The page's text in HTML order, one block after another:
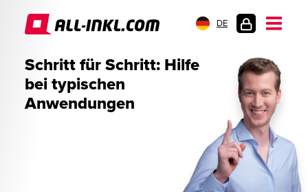
DE
Schritt für Schritt: Hilfe
bei typischen
Anwendungen